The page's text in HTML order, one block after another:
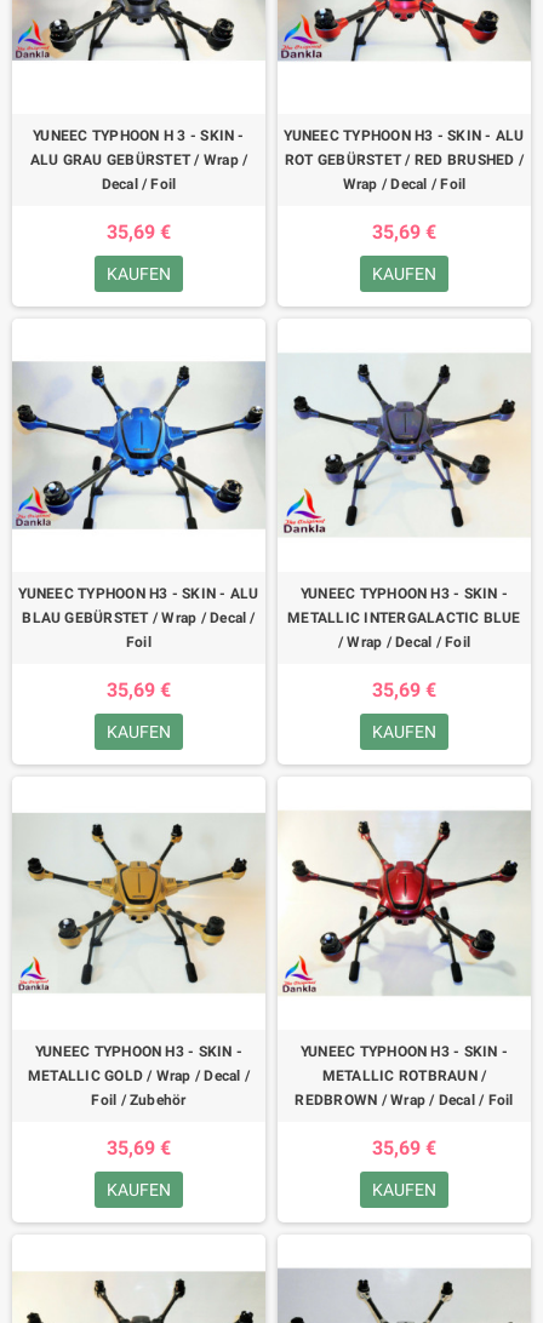
YUNEEC TYPHOON H 3 - SKIN -
ALU GRAU GEBÜRSTET / Wrap /
Decal / Foil
35,69 €
KAUFEN
YUNEEC TYPHOON H3 - SKIN - ALU
ROT GEBÜRSTET / RED BRUSHED /
Wrap / Decal / Foil
35,69 €
KAUFEN
YUNEEC TYPHOON H3 - SKIN - ALU
BLAU GEBÜRSTET / Wrap / Decal /
Foil
35,69 €
KAUFEN
YUNEEC TYPHOON H3 - SKIN -
METALLIC INTERGALACTIC BLUE
/ Wrap / Decal / Foil
35,69 €
KAUFEN
YUNEEC TYPHOON H3 - SKIN -
METALLIC GOLD / Wrap / Decal /
Foil / Zubehör
35,69 €
KAUFEN
YUNEEC TYPHOON H3 - SKIN -
METALLIC ROTBRAUN /
REDBROWN / Wrap / Decal / Foil
35,69 €
KAUFEN